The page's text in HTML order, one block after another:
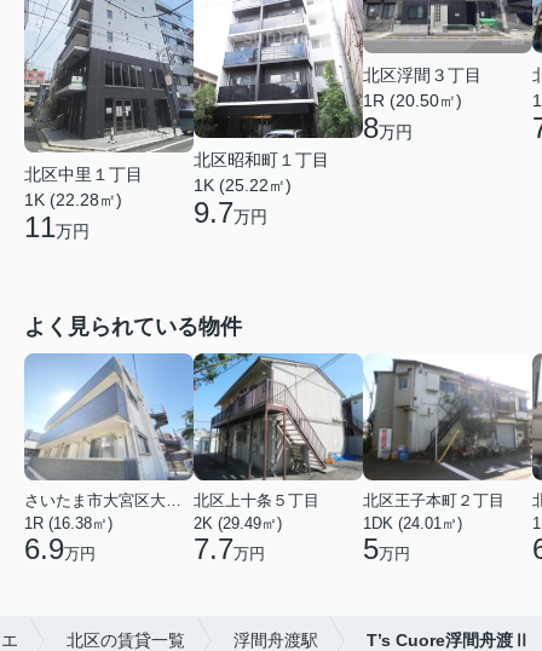
北区中里１丁目
1K (22.28㎡)
11万円
北区昭和町１丁目
1K (25.22㎡)
9.7万円
北区浮間３丁目
1R (20.50㎡)
8万円
よく見られている物件
1R (16.38㎡)
6.9万円
北区上十条５丁目
2K (29.49㎡)
7.7万円
北区王子本町２丁目
1DK (24.01㎡)
5万円
北区の賃貸一覧 浮間舟渡駅 T’s Cuore浮間舟渡Ⅱ